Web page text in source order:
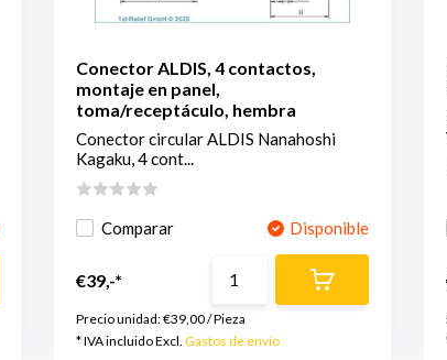
Conector ALDIS, 4 contactos,
montaje en panel,
toma/receptáculo, hembra
Conector circular ALDIS Nanahoshi
Kagaku, 4 cont...
Comparar Disponible
€39,-*
Precio unidad:€39,00/Pieza
* IVA incluido Excl. Gastos de envío